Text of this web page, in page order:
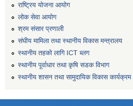
राष्ट्रिय योजना आयोग
लोक सेवा आयोग
श्रम संसार प्रणाली
संघीय मामिला तथा स्थानीय विकास मन्त्रालय
स्थानीय तहको लागि ICT ब्लग
स्थानीय पूर्वाधार तथा कृषि सडक विभाग
स्थानीय शासन तथा सामुदायिक विकास कार्यक्रम